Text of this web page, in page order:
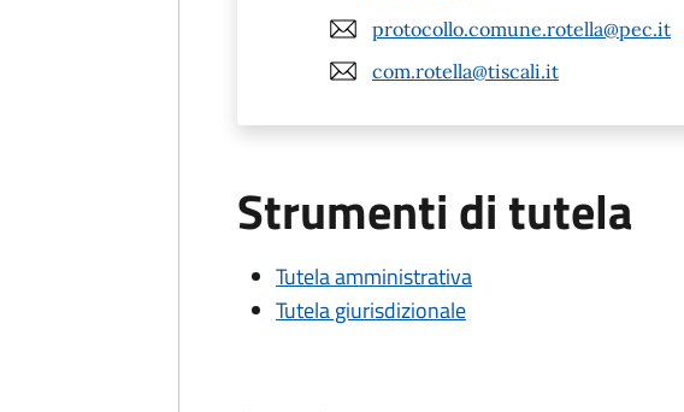
protocollo.comune.rotella@pec.it
com.rotella@tiscali.it
Strumenti di tutela
Tutela amministrativa
Tutela giurisdizionale